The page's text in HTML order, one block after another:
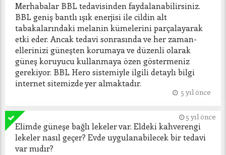
Merhabalar BBL tedavisinden faydalanabilirsiniz.
BBL geniş bantlı ışık enerjisi ile cildin alt
tabakalarındaki melanin kümelerini parçalayarak
etki eder. Ancak tedavi sonrasında ve her zaman-
ellerinizi güneşten korumaya ve düzenli olarak
güneş koruyucu kullanmaya özen göstermeniz
gerekiyor. BBL Hero sistemiyle ilgili detaylı bilgi
internet sitemizde yer almaktadır.
5 yıl önce
5 yıl önce
Elimde güneşe bağlı lekeler var. Eldeki kahverengi
lekeler nasıl geçer? Evde uygulanabilecek bir tedavi
var mıdır?